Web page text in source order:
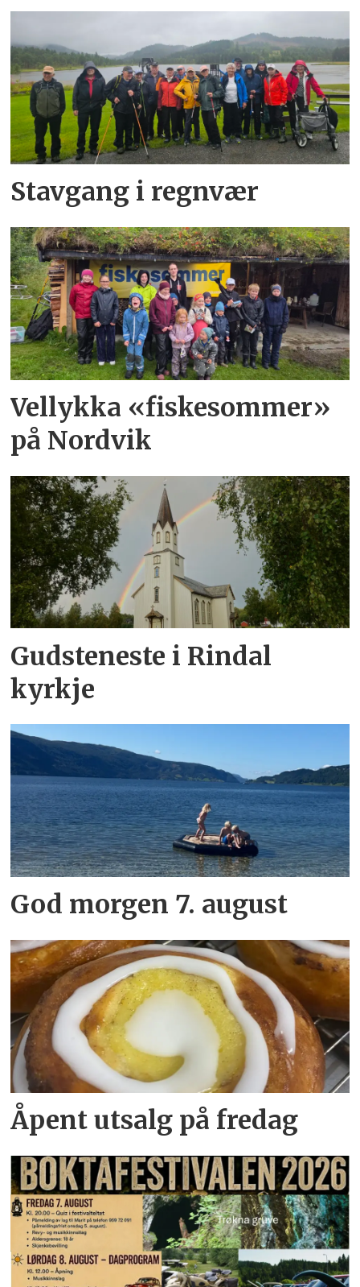
Stavgang i regnvær
Vellykka «fiskesommer»
på Nordvik
Gudsteneste i Rindal
kyrkje
God morgen 7. august
Åpent utsalg på fredag